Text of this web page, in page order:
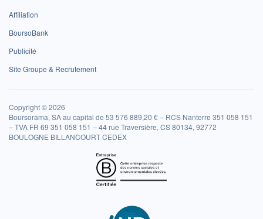
Affiliation
BoursoBank
Publicité
Site Groupe & Recrutement
Copyright © 2026
Boursorama, SA au capital de 53 576 889,20 € – RCS Nanterre 351 058 151
– TVA FR 69 351 058 151 – 44 rue Traversière, CS 80134, 92772
BOULOGNE BILLANCOURT CEDEX